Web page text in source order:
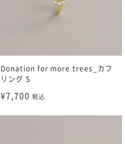
Donation for more trees_カフ
リング S
¥7,700 税込